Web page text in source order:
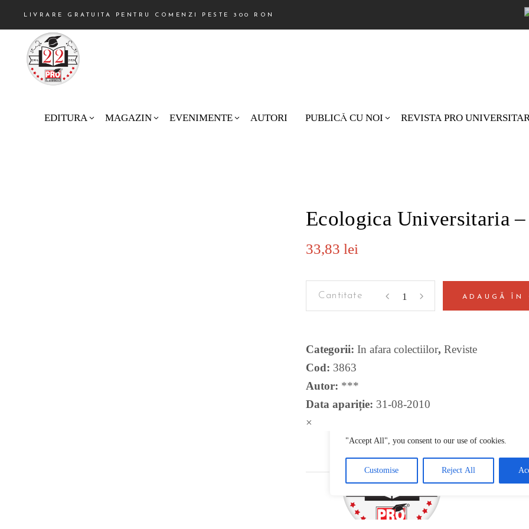
LIVRARE GRATUITA PENTRU COMENZI PESTE 300 RON
EDITURA MAGAZIN EVENIMENTE AUTORI PUBLICĂ CU NOI REVISTA PRO
Ecologica Universitaria
33,83 lei
Drept
ADAUGĂ ÎN
Categorii: In afara colectiilor, Reviste
Cod: 3863
Autor: ***
Data apariție: 31-08-2010
×